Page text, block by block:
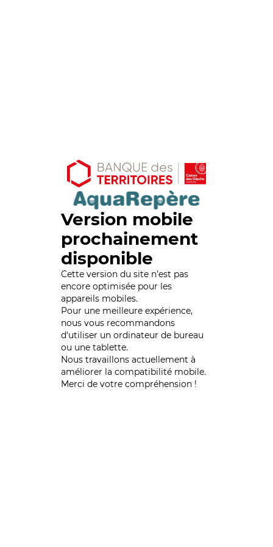
Version mobile
prochainement
disponible
Cette version du site n’est pas
encore optimisée pour les
appareils mobiles.
Pour une meilleure expérience,
nous vous recommandons
d'utiliser un ordinateur de bureau
ou une tablette.
Nous travaillons actuellement à
améliorer la compatibilité mobile.
Merci de votre compréhension !